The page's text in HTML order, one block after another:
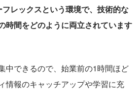
レックスという環境で、技術的な
時間をどのように両立されています
中できるので、始業前の1時間ほど
情報のキャッチアップや学習に充